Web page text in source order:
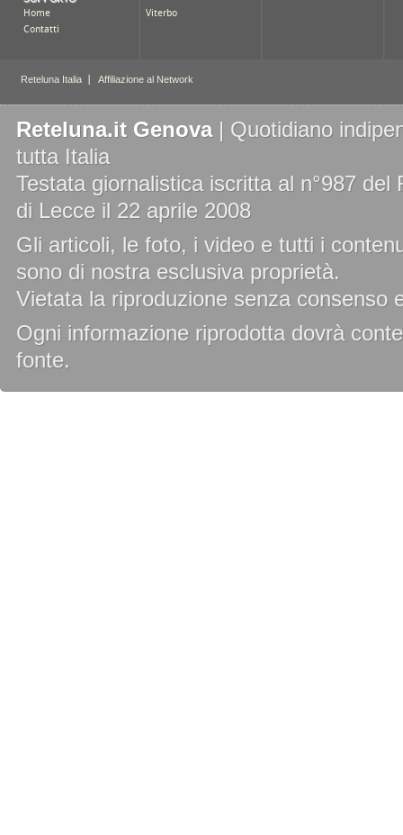
Reteluna.it Genova| Quotidiano
tutta Italia
Testata giornalistica iscritta al n°987
di Lecce il 22 aprile 2008
Gli articoli, le foto, i video e tutti i
sono di nostra esclusiva proprietà.
Vietata la riproduzione senza consenso
Ogni informazione riprodotta dovrà
fonte.